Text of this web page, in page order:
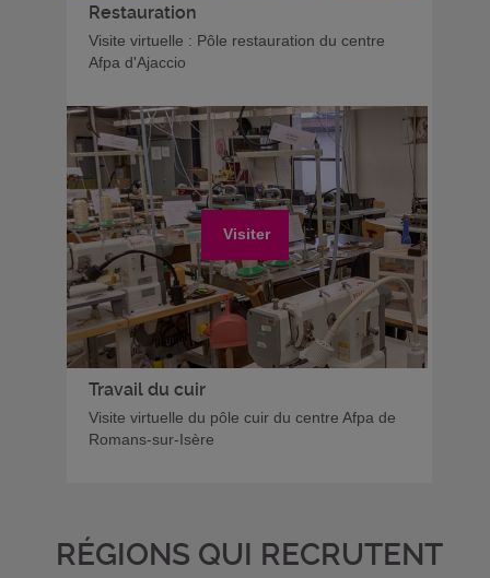
Restauration
Visite virtuelle : Pôle restauration du centre
Afpa d'Ajaccio
Visiter
Travail du cuir
Visite virtuelle du pôle cuir du centre Afpa de
Romans-sur-Isère
RÉGIONS QUI RECRUTENT